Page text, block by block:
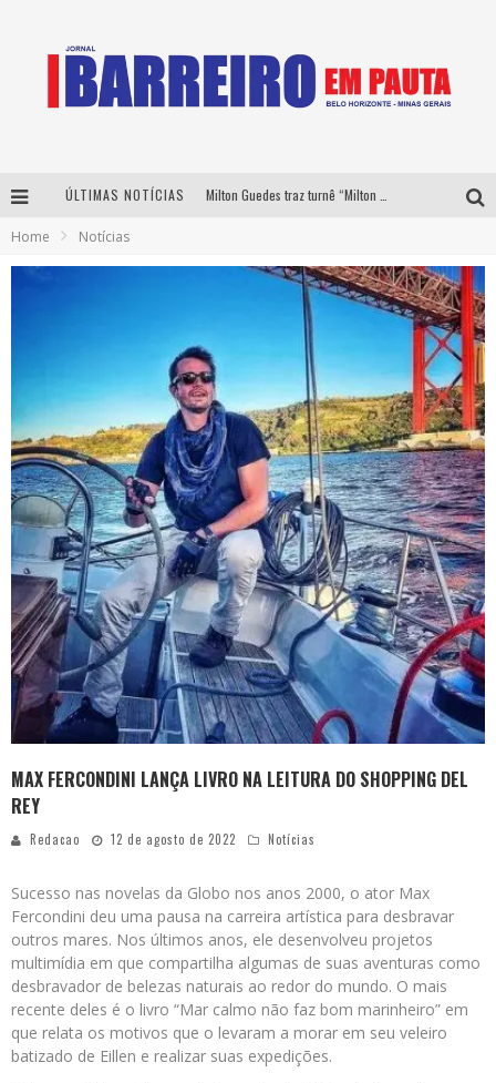
ÚLTIMAS NOTÍCIAS
É neste sábado: Marcelinho de Lima e Trio Virgulino agitam o Forró do Givanildo em Pedro Leopoldo
Home Notícias
MAX FERCONDINI LANÇA LIVRO NA LEITURA DO SHOPPING DEL
REY
Redacao 12 de agosto de 2022 Notícias
Sucesso nas novelas da Globo nos anos 2000, o ator Max
Fercondini deu uma pausa na carreira artística para desbravar
outros mares. Nos últimos anos, ele desenvolveu projetos
multimídia em que compartilha algumas de suas aventuras como
desbravador de belezas naturais ao redor do mundo. O mais
recente deles é o livro “Mar calmo não faz bom marinheiro” em
que relata os motivos que o levaram a morar em seu veleiro
batizado de Eillen e realizar suas expedições.